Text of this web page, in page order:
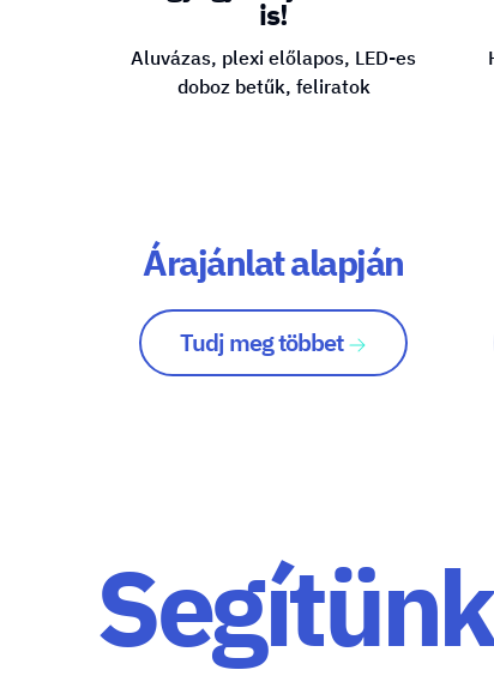
is!
Aluvázas, plexi előlapos, LED-es
doboz betűk, feliratok
Árajánlat alapján
Tudj meg többet